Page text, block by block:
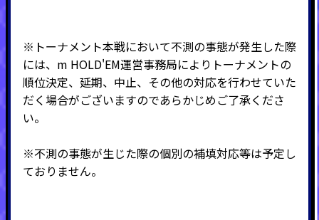
※トーナメント本戦において不測の事態が発生した際
には、m HOLD'EM運営事務局によりトーナメントの
順位決定、延期、中止、その他の対応を行わせていた
だく場合がございますのであらかじめご了承くださ
い。
※不測の事態が生じた際の個別の補填対応等は予定し
ておりません。